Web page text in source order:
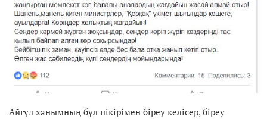
Айгүл ханымның бұл пікірімен біреу келісер, біреу